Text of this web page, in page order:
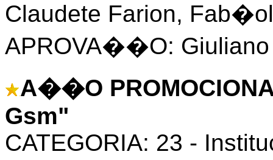
Claudete Farion,
APROVA��O: Giuliano
A��O
Gsm"
CATEGORIA: 23 -